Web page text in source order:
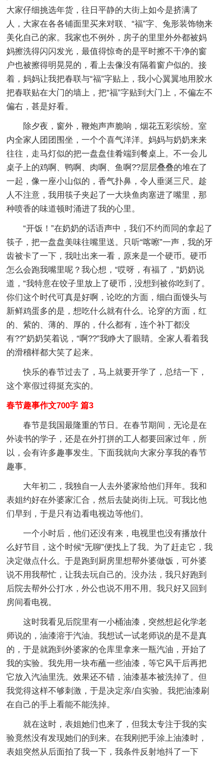
大家仔细挑选年货，往日平静的大街上如今是挤满了
人，大家在各各铺面里买来对联、“福”字、兔形装饰物来
美化自己的家。我家也不例外，房子的里里外外都被妈
妈擦洗得闪闪发光，最值得惊奇的是平时擦不干净的窗
户也被擦得明晃晃的，看上去像没有隔着窗户似的。接
着，妈妈让我把春联与“福”字贴上，我小心翼翼地用胶水
把春联贴在大门的墙上，把“福”字贴到大门上，不偏左不
偏右，甚是好看。
除夕夜，窗外，鞭炮声声脆响，烟花五彩缤纷。室
内全家人团团围坐，一个个喜气洋洋。妈妈与奶奶来来
往往，走马灯似的把一盘盘佳肴端到餐桌上。不一会儿
桌子上的鸡啊、鸭啊、肉啊、鱼啊??层层叠叠的堆在了
一起，像一座小山似的，香气扑鼻，令人垂涎三尺。趁
人不注意，我用筷子夹起了一大块鱼肉塞进了嘴里，那
种喷香的味道顿时涌进了我的心里。
“开饭！”在奶奶的话语声中，我们不约而同的拿起了
筷子，把一盘盘美味往嘴里送。只听“喀嚓”一声，我的牙
齿被卡了一下，我吐出来一看，原来是一个硬币。硬币
怎么会跑我嘴里呢？我心想，“哎呀，有福了，”奶奶说
道，“我特意在饺子里放上了硬币，没想到被你吃到了。
你们这个时代可真是好啊，论吃的方面，细白面馒头与
新鲜鸡蛋多的是，想吃什么就有什么。论穿的方面，红
的、紫的、薄的、厚的，什么都有，连个补丁都没
有??”奶奶笑着说，“啊??”我睁大了眼睛。全家人看着我
的滑稽样都大笑了起来。
快乐的春节过去了，马上就要开学了，总结一下，
这个寒假过得挺充实的。
春节趣事作文700字 篇3
春节是我国最隆重的节日。在春节期间，无论是在
外读书的学子，还是在外打拼的工人都要回家过年，所
以，会有许多趣事发生。下面我就向大家分享我的春节
趣事。
大年初二，我独自一人去外婆家给他们拜年。我和
表姐约好在外婆家汇合，然后去陡岗街上玩。可我比他
们早到，于是只有边看电视边等他们。
一个小时后，他们还没有来，电视里也没有播放什
么好节目，这个时候“无聊”便找上了我。为了赶走它，我
决定做点什么。于是跑到厨房里想帮外婆做饭，可外婆
说不用我帮忙，让我去玩自己的。没办法，我只好跑到
后院去帮外公打水，外公也说不用不用。我只好又回到
房间看电视。
这时我看见后院里有一小桶油漆，突然想起化学老
师说的，油漆溶于汽油。我想试一试老师说的是不是真
的，于是就跑到外婆家的仓库里拿来一瓶汽油，开始了
我的实验。我先用一块布蘸一些油漆，等它风干后再把
它放入汽油里洗。效果还不错，油漆基本被洗掉了。但
我觉得这样不够刺激，于是决定亲/自实验。我把油漆刷
在自己的手上看能不能洗掉。
就在这时，表姐她们也来了，但我太专注于我的实
验竟然没有发现她们的到来。在我刚把手涂上油漆时，
表姐突然从后面拍了我一下，我条件反射地抖了一下